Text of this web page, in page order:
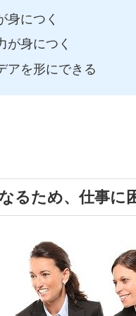
身につく
が身につく
アを形にできる
るため、仕事に